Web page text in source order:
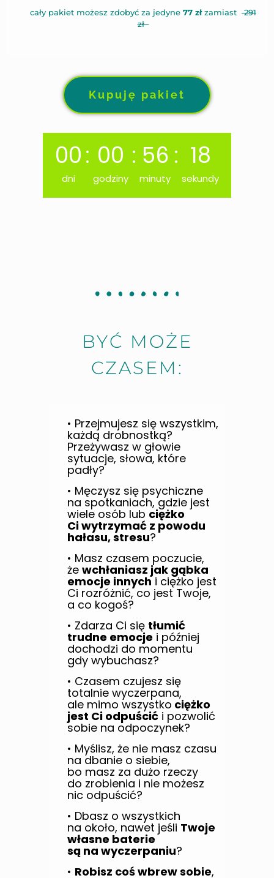
cały pakiet możesz zdobyć za jedyne 77 złzamiast 291
zł
Kupuję pakiet
00
dni
: 00
godziny
: 56
minuty
: 16
sekundy
BYĆ MOŻE
CZASEM:
• Przejmujesz się wszystkim,
każdą drobnostką?
Przeżywasz w głowie
sytuacje, słowa, które
padły?
• Męczysz się psychiczne
na spotkaniach, gdzie jest
wiele osób lub ciężko
Ci wytrzymać z powodu
hałasu, stresu?
• Masz czasem poczucie,
że wchłaniasz jak gąbka
emocje innychi ciężko jest
Ci rozróżnić, co jest Twoje,
a co kogoś?
• Zdarza Ci się tłumić
trudne emocje i później
dochodzi do momentu
gdy wybuchasz?
• Czasem czujesz się
totalnie wyczerpana,
ale mimo wszystko ciężko
jest Ci odpuścić i pozwolić
sobie na odpoczynek?
• Myślisz, że nie masz czasu
na dbanie o siebie,
bo masz za dużo rzeczy
do zrobienia i nie możesz
nic odpuścić?
• Dbasz o wszystkich
na około, nawet jeśli Twoje
własne baterie
są na wyczerpaniu?
• Robisz coś wbrew sobie,